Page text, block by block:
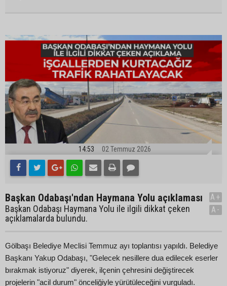
14:53 02 Temmuz 2026
Başkan Odabaşı'ndan Haymana Yolu açıklaması
Başkan Odabaşı Haymana Yolu ile ilgili dikkat çeken
açıklamalarda bulundu.
A+
A-
Gölbaşı Belediye Meclisi Temmuz ayı toplantısı yapıldı. Belediye
Başkanı Yakup Odabaşı, "Gelecek nesillere dua edilecek eserler
bırakmak istiyoruz" diyerek, ilçenin çehresini değiştirecek
projelerin "acil durum" önceliğiyle yürütüleceğini vurguladı.